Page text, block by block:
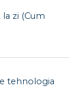
la zi (Cum
tehnologia